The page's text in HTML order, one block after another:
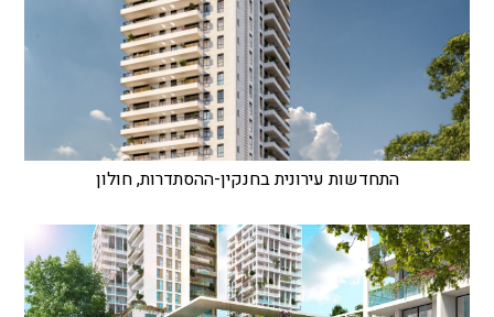
התחדשות עירונית בחנקין-ההסתדרות, חולון